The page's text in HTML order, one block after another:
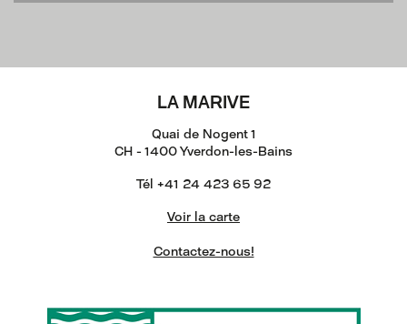
LA MARIVE
Quai de Nogent 1
CH - 1400 Yverdon-les-Bains
Tél +41 24 423 65 92
Voir la carte
Contactez-nous!